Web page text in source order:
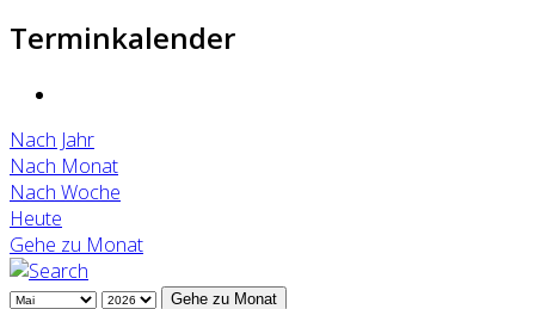
Terminkalender
Nach Jahr
Nach Monat
Nach Woche
Heute
Gehe zu Monat
Gehe zu Monat